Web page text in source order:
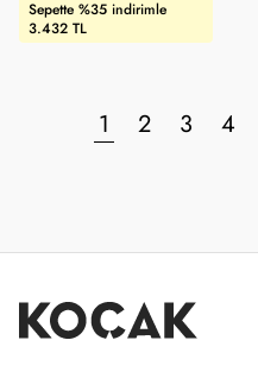
Sepette %35 indirimle
3.432 TL
1 2 3 4